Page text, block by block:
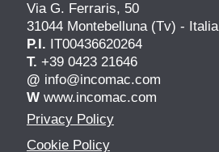
Via G. Ferraris, 50
31044 Montebelluna (Tv) - Italia
P.I. IT00436620264
T. +39 0423 21646
@ info@incomac.com
W www.incomac.com
Privacy Policy
Cookie Policy